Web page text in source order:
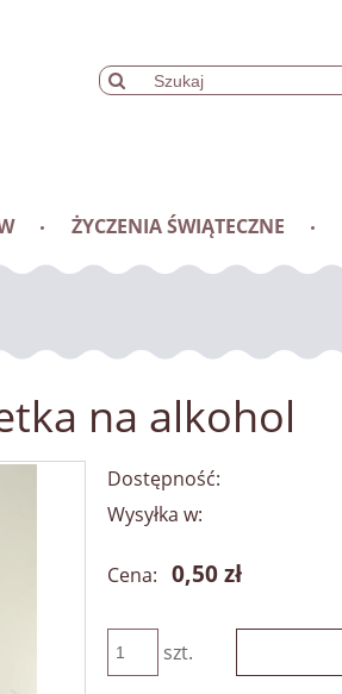
ŻYCZENIA ŚWIĄTECZNE
na alkohol
Dostępność:
Wysyłka w:
Cena: 0,50 zł
szt.